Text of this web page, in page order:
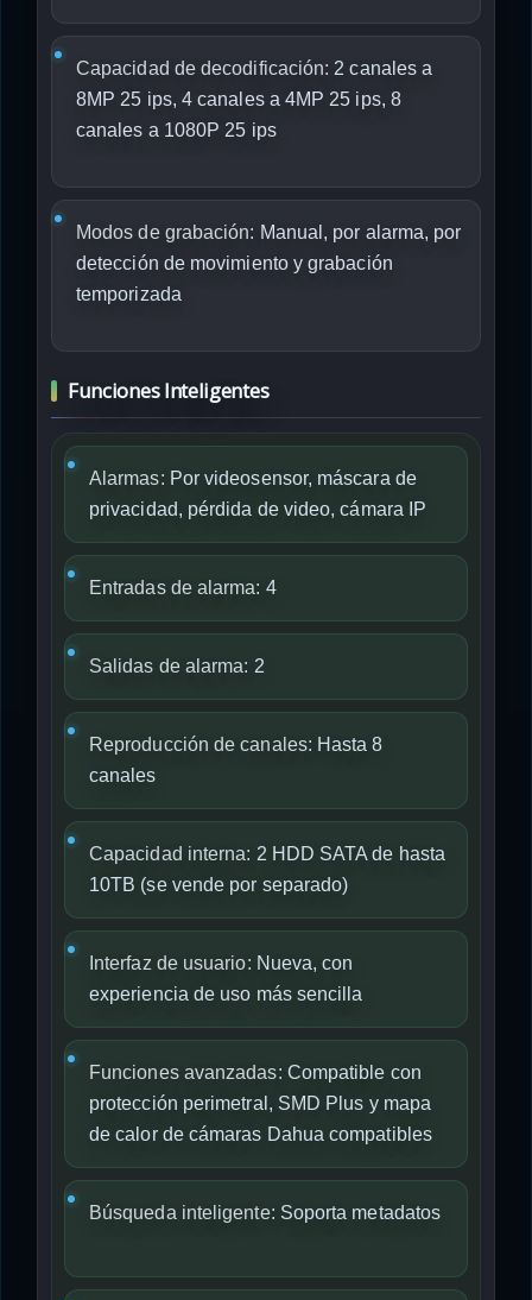
Capacidad de decodificación: 2 canales a
8MP 25 ips, 4 canales a 4MP 25 ips, 8
canales a 1080P 25 ips
Modos de grabación: Manual, por alarma, por
detección de movimiento y grabación
temporizada
Funciones Inteligentes
Alarmas: Por videosensor, máscara de
privacidad, pérdida de video, cámara IP
Entradas de alarma: 4
Salidas de alarma: 2
Reproducción de canales: Hasta 8
canales
Capacidad interna: 2 HDD SATA de hasta
10TB (se vende por separado)
Interfaz de usuario: Nueva, con
experiencia de uso más sencilla
Funciones avanzadas: Compatible con
protección perimetral, SMD Plus y mapa
de calor de cámaras Dahua compatibles
Búsqueda inteligente: Soporta metadatos